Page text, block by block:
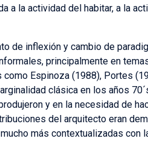
a la actividad del habitar, a la
de inflexión y cambio de
principalmente en
Espinoza (1988), Portes
clásica en los años
y en la necesidad de
del arquitecto eran
más contextualizadas con